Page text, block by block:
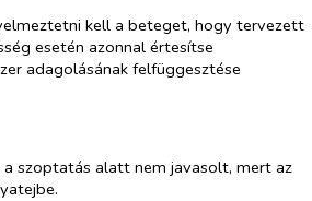
kell a beteget, hogy tervezett
esetén azonnal értesítse
adagolásának felfüggesztése
szoptatás alatt nem javasolt, mert az